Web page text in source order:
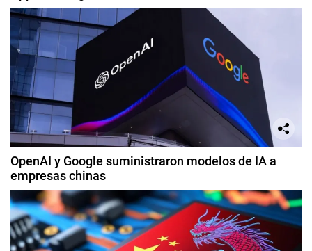
OpenAI y Google suministraron modelos de IA a
empresas chinas